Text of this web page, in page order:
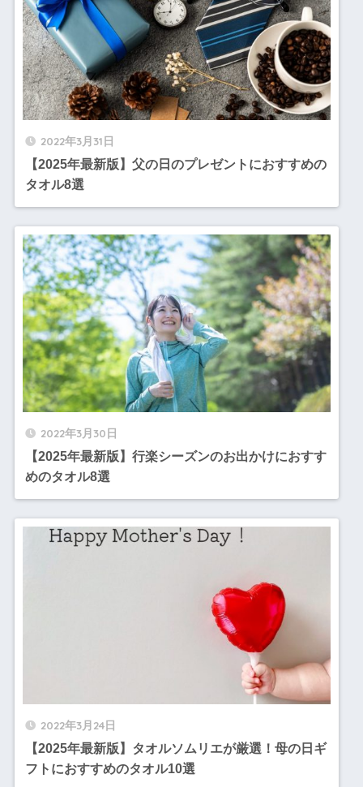
2022年3月31日
【2025年最新版】父の日のプレゼントにおすすめの
タオル8選
2022年3月30日
【2025年最新版】行楽シーズンのお出かけにおすす
めのタオル8選
2022年3月24日
【2025年最新版】タオルソムリエが厳選！母の日ギ
フトにおすすめのタオル10選